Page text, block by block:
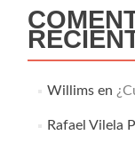
Willimsen
Rafael Vilela